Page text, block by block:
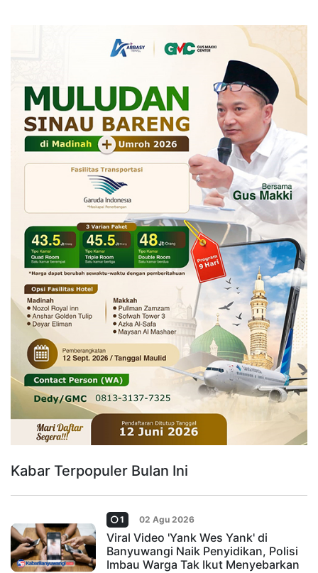
Kabar Terpopuler Bulan Ini
1 02 Agu 2026
Viral Video 'Yank Wes Yank' di
Banyuwangi Naik Penyidikan, Polisi
Imbau Warga Tak Ikut Menyebarkan